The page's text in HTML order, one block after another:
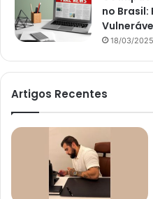
no Brasil:
18/03/2025
Artigos Recentes